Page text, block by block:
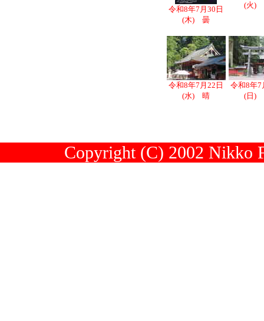
令和8年7月30日
(木) 曇
(火)
令和8年7月22日
(水) 晴
令和8年7
(日)
Copyright (C) 2002 Nikko